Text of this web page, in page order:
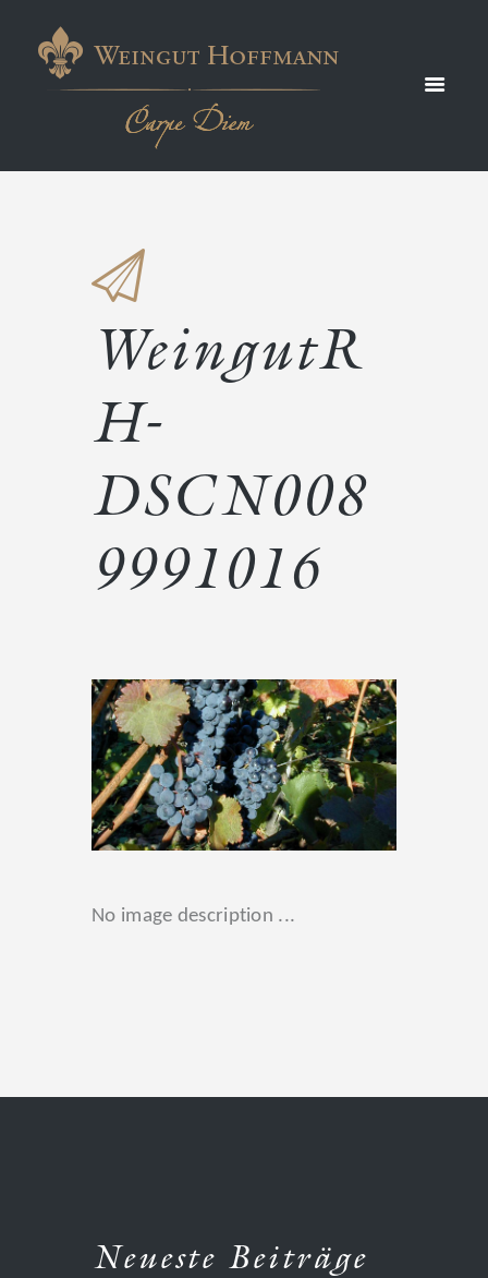
00899
91016
WeingutR
H-
DSCN008
9991016
No image description ...
Neueste Beiträge